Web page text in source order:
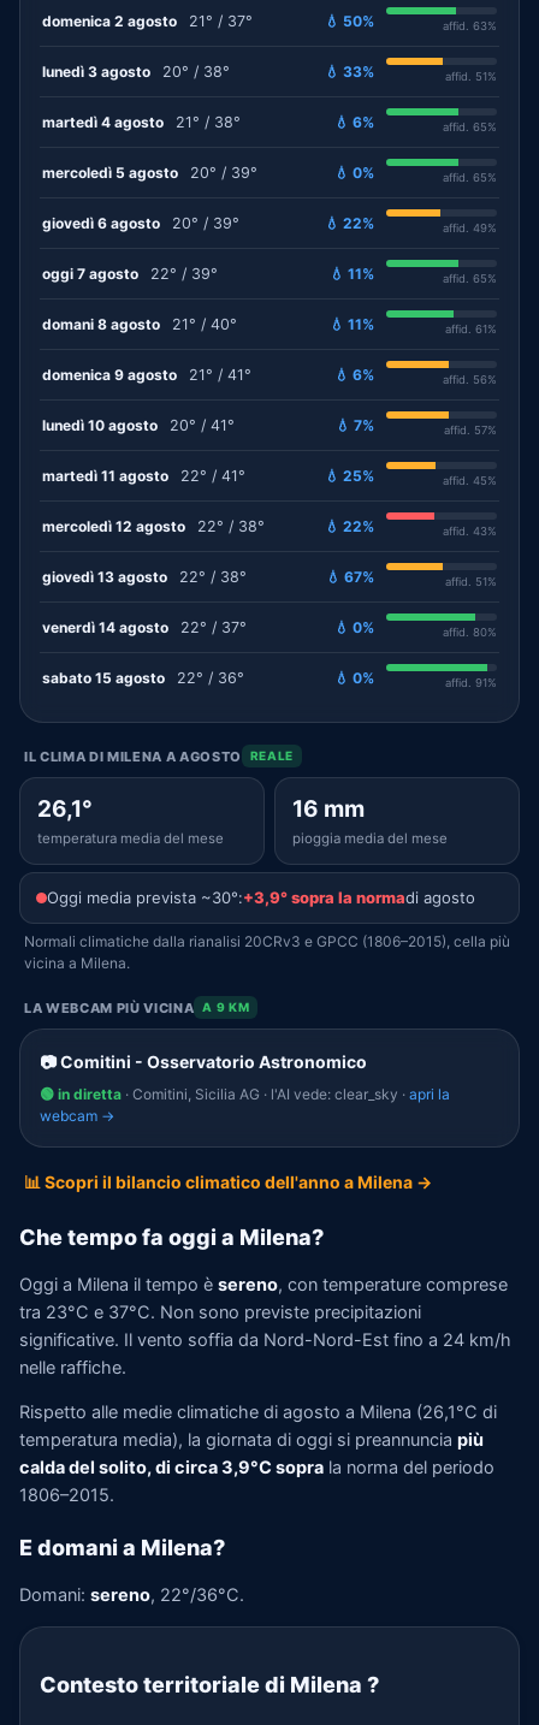
domenica 2 agosto 21° / 37° 💧 50% affid. 63%
lunedì 3 agosto 20° / 38° 💧 33% affid. 51%
martedì 4 agosto 21° / 38° 💧 6% affid. 65%
mercoledì 5 agosto 20° / 39° 💧 0% affid. 65%
giovedì 6 agosto 20° / 39° 💧 22% affid. 49%
oggi 7 agosto 22° / 39° 💧 11% affid. 65%
domani 8 agosto 21° / 40° 💧 11% affid. 61%
domenica 9 agosto 21° / 41° 💧 6% affid. 56%
lunedì 10 agosto 20° / 41° 💧 7% affid. 57%
martedì 11 agosto 22° / 41° 💧 25% affid. 45%
mercoledì 12 agosto 22° / 38° 💧 22% affid. 43%
giovedì 13 agosto 22° / 38° 💧 67% affid. 51%
venerdì 14 agosto 22° / 37° 💧 0% affid. 80%
sabato 15 agosto 22° / 36° 💧 0% affid. 91%
IL CLIMA DI MILENA A AGOSTO REALE
26,1°
temperatura media del mese
16 mm
pioggia media del mese
Oggi media prevista ~30°:+3,9° sopra la normadi agosto
Normali climatiche dalla rianalisi 20CRv3 e GPCC (1806–2015), cella più
vicina a Milena.
LA WEBCAM PIÙ VICINA A 9 KM
📷 Comitini - Osservatorio Astronomico
🟢 in diretta · Comitini, Sicilia AG · l'AI vede: clear_sky · apri la
webcam →
📊 Scopri il bilancio climatico dell'anno a Milena →
Che tempo fa oggi a Milena?
Oggi a Milena il tempo è sereno, con temperature comprese
tra 23°C e 37°C. Non sono previste precipitazioni
significative. Il vento soffia da Nord-Nord-Est fino a 24 km/h
nelle raffiche.
Rispetto alle medie climatiche di agosto a Milena (26,1°C di
temperatura media), la giornata di oggi si preannuncia più
calda del solito, di circa 3,9°C sopra la norma del periodo
1806–2015.
E domani a Milena?
Domani: sereno, 22°/36°C.
Contesto territoriale di Milena ?